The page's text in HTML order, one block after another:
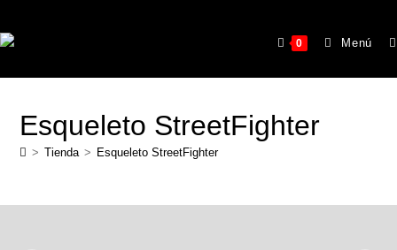
0 Menú
Esqueleto StreetFighter
> Tienda > Esqueleto StreetFighter